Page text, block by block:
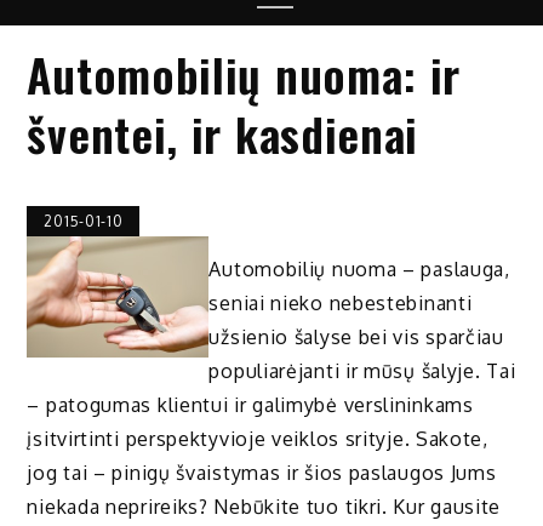
Automobilių nuoma: ir
šventei, ir kasdienai
2015-01-10
Automobilių nuoma – paslauga,
seniai nieko nebestebinanti
užsienio šalyse bei vis sparčiau
populiarėjanti ir mūsų šalyje. Tai
– patogumas klientui ir galimybė verslininkams
įsitvirtinti perspektyvioje veiklos srityje. Sakote,
jog tai – pinigų švaistymas ir šios paslaugos Jums
niekada neprireiks? Nebūkite tuo tikri. Kur gausite